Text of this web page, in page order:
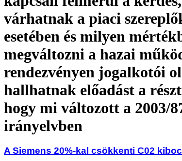
várhatnak a piaci
esetében és milyen
megváltozni a hazai
rendezvényen jogalkotói
hallhatnak előadást a
hogy mi változott a 2003/
irányelvben
A Siemens 20%-kal csökkenti C02